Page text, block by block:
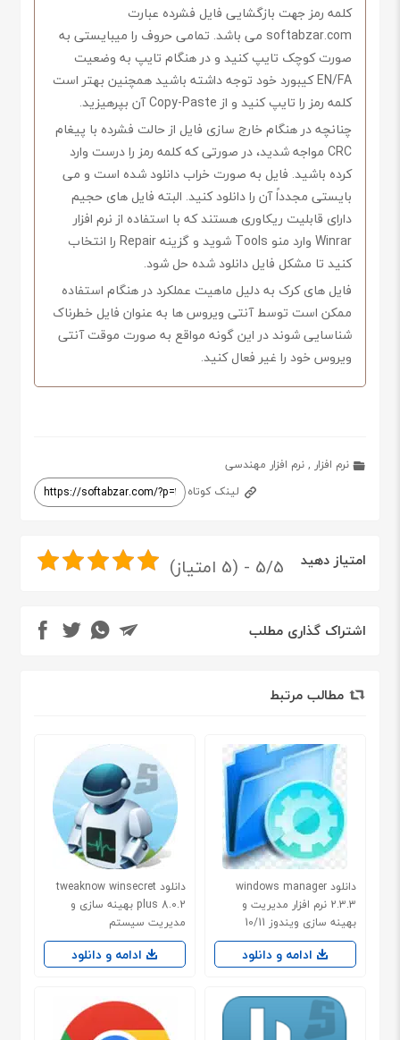
کلمه رمز جهت بازگشایی فایل فشرده عبارت
softabzar.com می باشد. تمامی حروف را میبایستی به
صورت کوچک تایپ کنید و در هنگام تایپ به وضعیت
EN/FA کیبورد خود توجه داشته باشید همچنین بهتر است
کلمه رمز را تایپ کنید و از Copy-Paste آن بپرهیزید.
چنانچه در هنگام خارج سازی فایل از حالت فشرده با پیغام
CRC مواجه شدید، در صورتی که کلمه رمز را درست وارد
کرده باشید. فایل به صورت خراب دانلود شده است و می
بایستی مجدداً آن را دانلود کنید. البته فایل های حجیم
دارای قابلیت ریکاوری هستند که با استفاده از نرم افزار
Winrar وارد منو Tools شوید و گزینه Repair را انتخاب
کنید تا مشکل فایل دانلود شده حل شود.
فایل های کرک به دلیل ماهیت عملکرد در هنگام استفاده
ممکن است توسط آنتی ویروس ها به عنوان فایل خطرناک
شناسایی شوند در این گونه مواقع به صورت موقت آنتی
ویروس خود را غیر فعال کنید.
نرم افزار ,نرم افزار مهندسی
لینک کوتاه
امتیاز دهید 5/5 - (5 امتیاز)
اشتراک گذاری مطلب
مطالب مرتبط
دانلود windows manager
2.3.3 نرم افزار مدیریت و
بهینه سازی ویندوز 10/11
ادامه و دانلود
دانلود tweaknow winsecret
plus 8.0.2 بهینه سازی و
مدیریت سیستم
ادامه و دانلود